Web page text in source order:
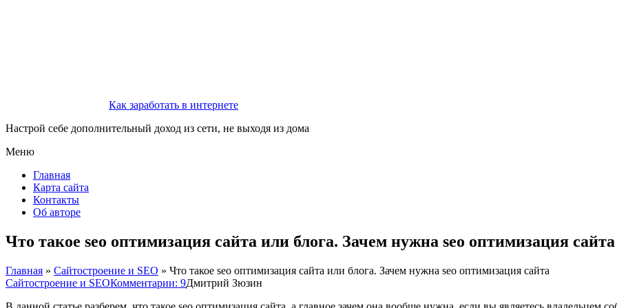
Как заработать в интернете
Настрой себе дополнительный доход из сети, не выходя из дома
Меню
Главная
Карта сайта
Контакты
Об авторе
Что такое seo оптимизация сайта или блога. Зачем нужна seo оптимизация сайта
Главная » Сайтостроение и SEO » Что такое seo оптимизация сайта или блога. Зачем нужна seo оптимизация сайта
Сайтостроение и SEOКомментарии: 9Дмитрий Зюзин